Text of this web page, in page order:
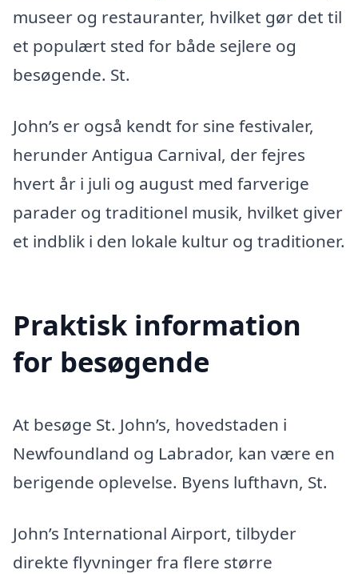
museer og restauranter, hvilket gør det til
et populært sted for både sejlere og
besøgende. St.
John’s er også kendt for sine festivaler,
herunder Antigua Carnival, der fejres
hvert år i juli og august med farverige
parader og traditionel musik, hvilket giver
et indblik i den lokale kultur og traditioner.
Praktisk information
for besøgende
At besøge St. John’s, hovedstaden i
Newfoundland og Labrador, kan være en
berigende oplevelse. Byens lufthavn, St.
John’s International Airport, tilbyder
direkte flyvninger fra flere større